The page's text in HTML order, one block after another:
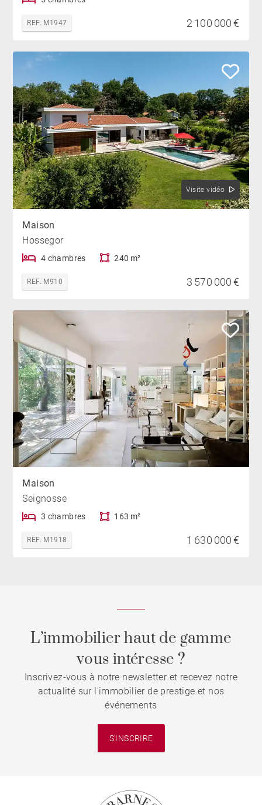
REF. M1947 2 100 000 €
Visite vidéo
Maison
Hossegor
4 chambres 240 m²
REF. M910 3 570 000 €
Maison
Seignosse
3 chambres 163 m²
REF. M1918 1 630 000 €
L’immobilier haut de gamme
vous intéresse ?
Inscrivez-vous à notre newsletter et recevez notre
actualité sur l'immobilier de prestige et nos
événements
S'INSCRIRE